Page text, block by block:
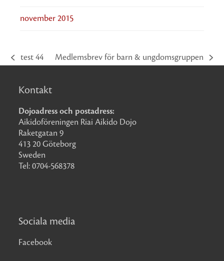
november 2015
previous
test 44
next
Medlemsbrev för barn & ungdomsgruppen
Kontakt
Dojoadress och postadress:
Aikidoföreningen Riai Aikido Dojo
Raketgatan 9
413 20 Göteborg
Sweden
Tel: 0704-568378
Sociala media
Facebook